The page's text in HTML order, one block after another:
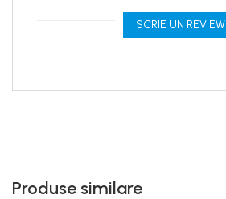
SCRIE UN REVIEW
Produse similare